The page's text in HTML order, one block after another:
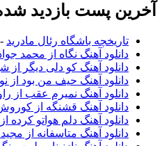
آخرین پست بازدید
تاریخچه باشگاه رئال مادرید - 113 بازدید
دانلود آهنگ نگاه از محمد
دانلود آهنگ کو دلی دیگر
دانلود آهنگ حیف من بود از
دانلود آهنگ نمیرم عقب از
دانلود آهنگ قشنگه از
دانلود آهنگ دلم هواتو کرده
دانلود آهنگ متاسفانه از